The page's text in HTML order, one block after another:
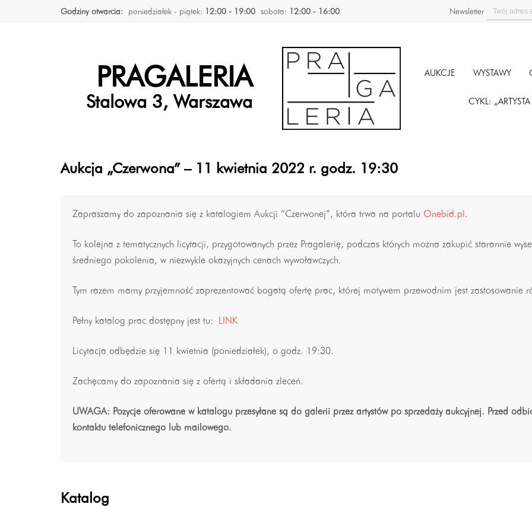
Godziny otwarcia: poniedziałek - piątek: 12:00 - 19:00 sobota: 12:00 - 16:00 Newsletter
PRAGALERIA
Stalowa 3, Warszawa
AUKCJE WYSTAWY
CYKL:
Aukcja „Czerwona” – 11 kwietnia 2022 r. godz. 19:30
Zapraszamy do zapoznania się z katalogiem Aukcji “Czerwonej”, która trwa na portalu Onebid.pl .
To kolejna z tematycznych licytacji, przygotowanych przez Pragalerię, podczas których można zakupić starannie
średniego pokolenia, w niezwykle okazyjnych cenach wywoławczych.
Tym razem mamy przyjemność zaprezentować bogatą ofertę prac, której motywem przewodnim jest zastosowanie
Pełny katalog prac dostępny jest tu: LINK
Licytacja odbędzie się 11 kwietnia (poniedziałek), o godz. 19:30.
Zachęcamy do zapoznania się z ofertą i składania zleceń.
UWAGA: Pozycje oferowane w katalogu przesyłane są do galerii przez artystów po sprzedaży aukcyjnej. Przed
kontaktu telefonicznego lub mailowego.
Katalog